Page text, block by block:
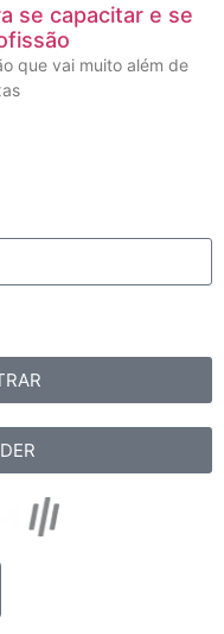
se capacitar e se
que vai muito além de